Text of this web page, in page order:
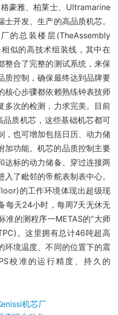
豪雅、柏莱士、Ultramarine
开发、生产的高品质机芯。
的总装楼层(TheAssembly
似的高技术组装线，其中在
整合了完整的测试系统，来保
质控制，确保最终达到品牌要
核心步骤都依赖熟练钟表技师
多次的检测，力求完美。目前
质机芯，这些基础机芯都可
，也可增加包括日历、动力储
加功能。机芯的品质控制主要
达标的动力储备。穿过连接两
了毗邻的帝舵表制表中心。
的工作环境体现出超级现
每天24小时，每周7天无休无
准的测程序一METAS的“大师
。这里拥有总计46吨超高
环境温度、不同的位置下的震
校准的运行精度、持久的
机芯厂